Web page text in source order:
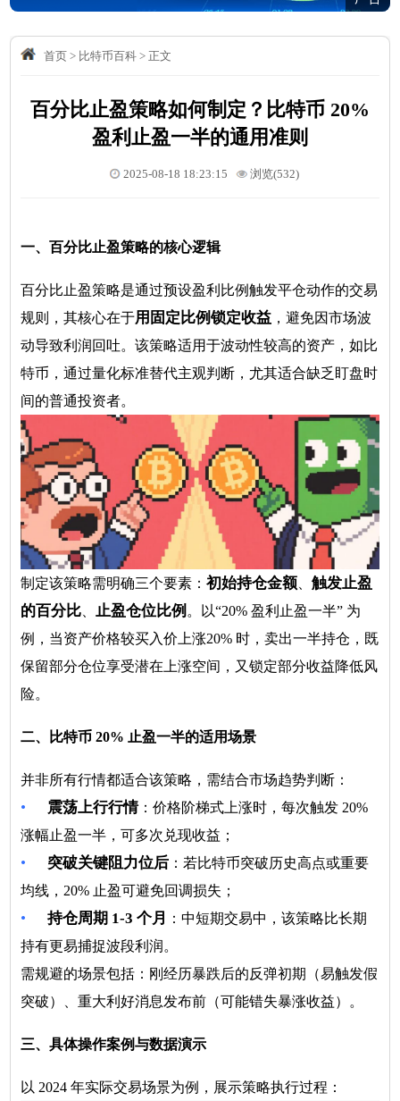
首页> 比特币百科> 正文
百分比止盈策略如何制定？比特币 20%
盈利止盈一半的通用准则
2025-08-18 18:23:15 浏览(532)
一、百分比止盈策略的核心逻辑
百分比止盈策略是通过预设盈利比例触发平仓动作的交易
规则，其核心在于用固定比例锁定收益，避免因市场波
动导致利润回吐。该策略适用于波动性较高的资产，如比
特币，通过量化标准替代主观判断，尤其适合缺乏盯盘时
间的普通投资者。
制定该策略需明确三个要素： 初始持仓金额
触发止盈
的百分比、 止盈仓位比例 。以“20% 盈利止盈一半” 为
例，当资产价格较买入价上涨20% 时，卖出一半持仓，既
保留部分仓位享受潜在上涨空间，又锁定部分收益降低风
险。
二、比特币 20% 止盈一半的适用场景
并非所有行情都适合该策略，需结合市场趋势判断：
• 震荡上行行情：价格阶梯式上涨时，每次触发 20%
涨幅止盈一半，可多次兑现收益；
• 突破关键阻力位后：若比特币突破历史高点或重要
均线，20% 止盈可避免回调损失；
• 持仓周期 1-3 个月
：中短期交易中，该策略比长期
持有更易捕捉波段利润。
需规避的场景包括：刚经历暴跌后的反弹初期（易触发假
突破）、重大利好消息发布前（可能错失暴涨收益）。
三、具体操作案例与数据演示
以 2024 年实际交易场景为例，展示策略执行过程：